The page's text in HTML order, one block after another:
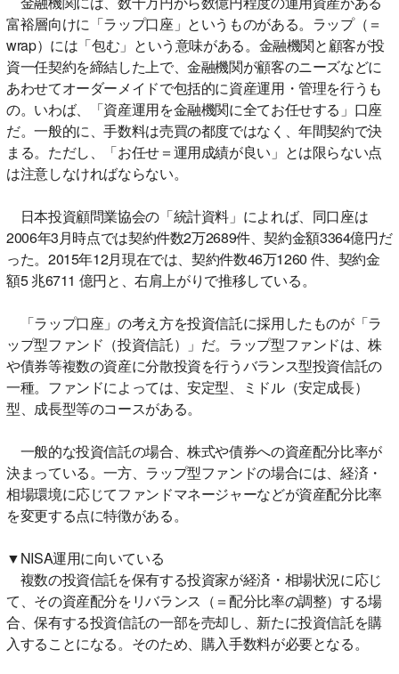
富裕層向けに「ラップ口座」というものがある。ラップ（＝
wrap）には「包む」という意味がある。金融機関と顧客が投
資一任契約を締結した上で、金融機関が顧客のニーズなどに
あわせてオーダーメイドで包括的に資産運用・管理を行うも
の。いわば、「資産運用を金融機関に全てお任せする」口座
だ。一般的に、手数料は売買の都度ではなく、年間契約で決
まる。ただし、「お任せ＝運用成績が良い」とは限らない点
は注意しなければならない。
日本投資顧問業協会の「統計資料」によれば、同口座は
2006年3月時点では契約件数2万2689件、契約金額3364億円だ
った。2015年12月現在では、契約件数46万1260 件、契約金
額5 兆6711 億円と、右肩上がりで推移している。
「ラップ口座」の考え方を投資信託に採用したものが「ラ
ップ型ファンド（投資信託）」だ。ラップ型ファンドは、株
や債券等複数の資産に分散投資を行うバランス型投資信託の
一種。ファンドによっては、安定型、ミドル（安定成長）
型、成長型等のコースがある。
一般的な投資信託の場合、株式や債券への資産配分比率が
決まっている。一方、ラップ型ファンドの場合には、経済・
相場環境に応じてファンドマネージャーなどが資産配分比率
を変更する点に特徴がある。
▼NISA運用に向いている
複数の投資信託を保有する投資家が経済・相場状況に応じ
て、その資産配分をリバランス（＝配分比率の調整）する場
合、保有する投資信託の一部を売却し、新たに投資信託を購
入することになる。そのため、購入手数料が必要となる。